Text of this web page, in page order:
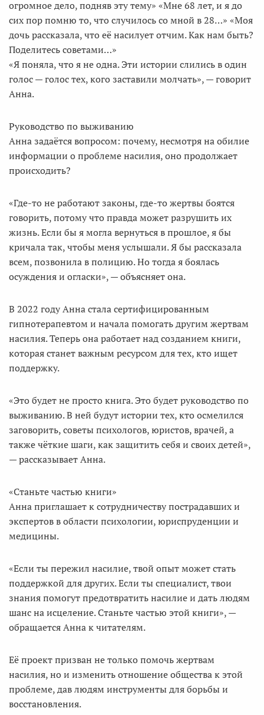
огромное дело, подняв эту тему» «Мне 68 лет, и я до
сих пор помню то, что случилось со мной в 28…» «Моя
дочь рассказала, что её насилует отчим. Как нам быть?
Поделитесь советами…»
«Я поняла, что я не одна. Эти истории слились в один
голос — голос тех, кого заставили молчать», — говорит
Анна.
Руководство по выживанию
Анна задаётся вопросом: почему, несмотря на обилие
информации о проблеме насилия, оно продолжает
происходить?
«Где-то не работают законы, где-то жертвы боятся
говорить, потому что правда может разрушить их
жизнь. Если бы я могла вернуться в прошлое, я бы
кричала так, чтобы меня услышали. Я бы рассказала
всем, позвонила в полицию. Но тогда я боялась
осуждения и огласки», — объясняет она.
В 2022 году Анна стала сертифицированным
гипнотерапевтом и начала помогать другим жертвам
насилия. Теперь она работает над созданием книги,
которая станет важным ресурсом для тех, кто ищет
поддержку.
«Это будет не просто книга. Это будет руководство по
выживанию. В ней будут истории тех, кто осмелился
заговорить, советы психологов, юристов, врачей, а
также чёткие шаги, как защитить себя и своих детей»,
— рассказывает Анна.
«Станьте частью книги»
Анна приглашает к сотрудничеству пострадавших и
экспертов в области психологии, юриспруденции и
медицины.
«Если ты пережил насилие, твой опыт может стать
поддержкой для других. Если ты специалист, твои
знания помогут предотвратить насилие и дать людям
шанс на исцеление. Станьте частью этой книги», —
обращается Анна к читателям.
Её проект призван не только помочь жертвам
насилия, но и изменить отношение общества к этой
проблеме, дав людям инструменты для борьбы и
восстановления.